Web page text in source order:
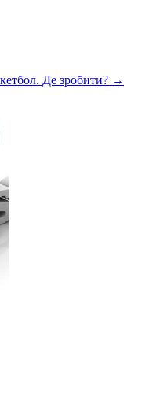
Де зробити? →